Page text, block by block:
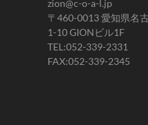
zion@c-o-a-l.jp
〒460-0013 愛知県名
1-10 GIONビル1F
TEL:052-339-2331
FAX:052-339-2345